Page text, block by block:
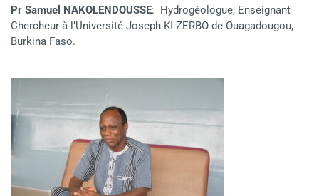
Pr Samuel NAKOLENDOUSSE: Hydrogéologue, Enseignant
Chercheur à l’Université Joseph KI-ZERBO de Ouagadougou,
Burkina Faso.